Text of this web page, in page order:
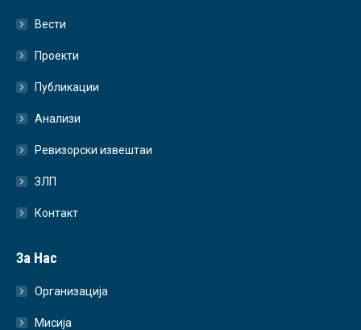
Вести
Проекти
Публикации
Анализи
Ревизорски извештаи
ЗЛП
Контакт
За Нас
Организација
Мисија